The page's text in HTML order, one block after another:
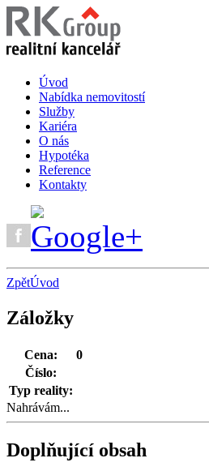
Úvod
Nabídka nemovitostí
Služby
Kariéra
O nás
Hypotéka
Reference
Kontakty
ZpětÚvod
Záložky
Cena:
0
Číslo:
Typ reality:
Nahrávám...
Doplňující obsah